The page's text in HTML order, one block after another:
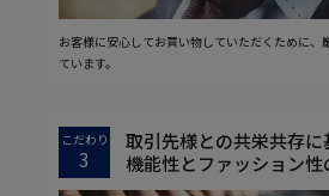
お客様に安心してお買い物していただくために、
ています。
こだわり
3
取引先様との共栄共存に
機能性とファッション性